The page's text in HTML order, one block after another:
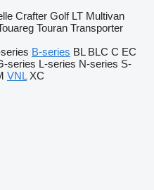
Crafter Golf LT Multivan
Touran Transporter
B-series BL BLC C EC
series L-series N-series S-
VNL XC